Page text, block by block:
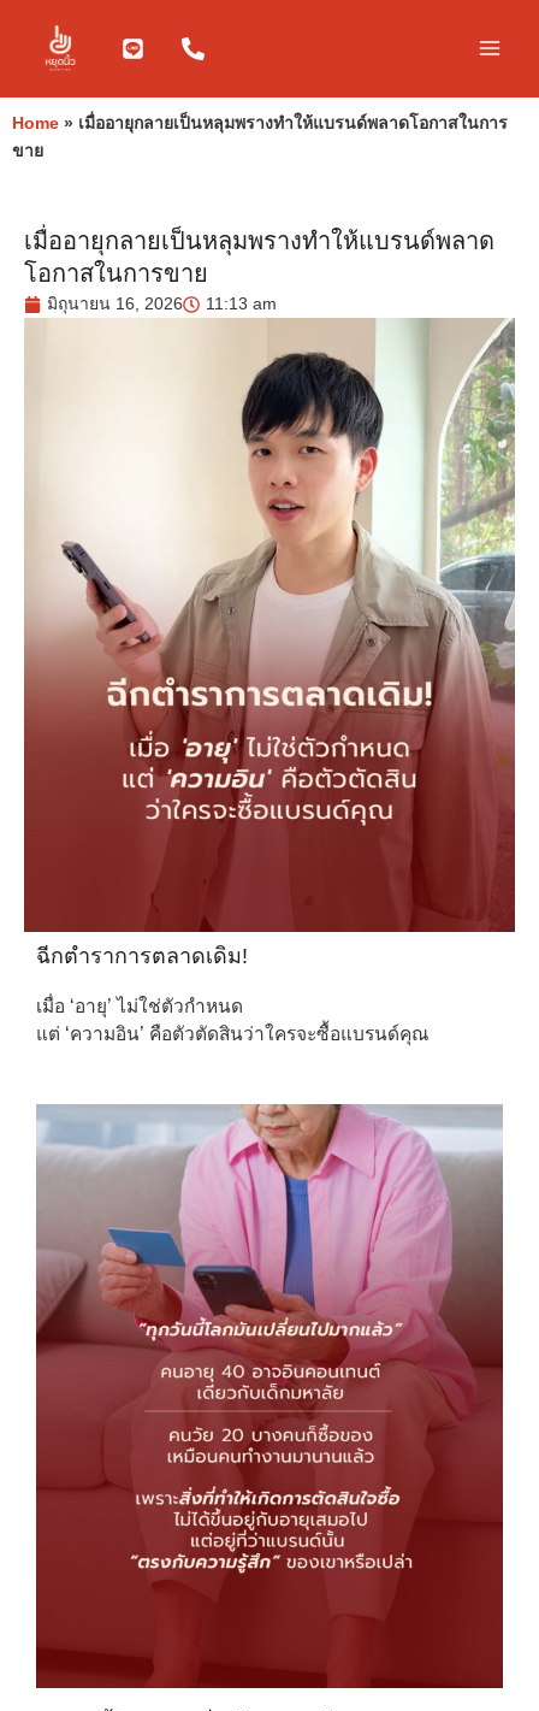
content
Home » เมื่ออายุกลายเป็นหลุมพรางทำให้แบรนด์พลาดโอกาสในการ
ขาย
เมื่ออายุกลายเป็นหลุมพรางทำให้แบรนด์พลาด
โอกาสในการขาย
มิถุนายน 16, 2026 11:13 am
ฉีกตำราการตลาดเดิม!
เมื่อ ‘อายุ’ ไม่ใช่ตัวกำหนด
แต่ ‘ความอิน’ คือตัวตัดสินว่าใครจะซื้อแบรนด์คุณ